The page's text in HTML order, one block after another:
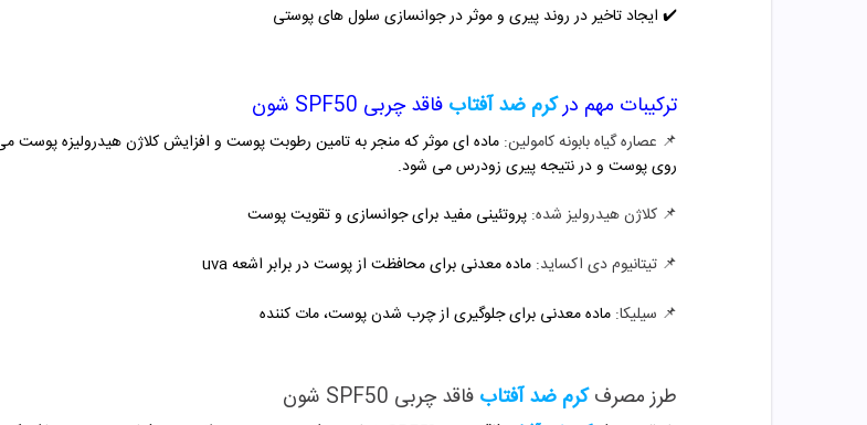
✔️ ایجاد تاخیر در روند پیری و موثر در جوانسازی سلول های پوستی
ترکیبات مهم درکرم ضد آفتاب فاقد چربی SPF50 شون
📌 عصاره گیاه بابونه کامولین: ماده ای موثر که منجر به تامین رطوبت پوست و افزایش کلاژن هیدرولیزه
روی پوست و در نتیجه پیری زودرس می شود.
📌 کلاژن هیدرولیز شده: پروتئینی مفید برای جوانسازی و تقویت پوست
📌 تیتانیوم دی اکساید: ماده معدنی برای محافظت از پوست در برابر اشعه uva
📌 سیلیکا: ماده معدنی برای جلوگیری از چرب شدن پوست، مات کننده
طرز مصرفکرم ضد آفتاب فاقد چربی SPF50 شون